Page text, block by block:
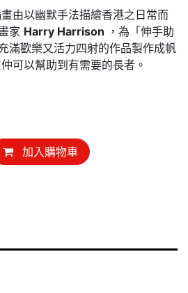
由以幽默手法描繪香港之日常而
家 Harry Harrison ，為「伸手助
滿歡樂又活力四射的作品製作成帆
可以幫助到有需要的長者。
加入購物車